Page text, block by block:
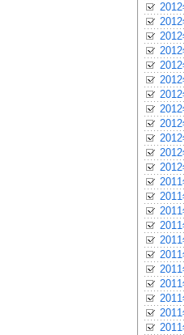
2012
2012
2012
2012
2012
2012
2012
2012
2012
2012
2012
2012
2011
2011
2011
2011
2011
2011
2011
2011
2011
2011
2011